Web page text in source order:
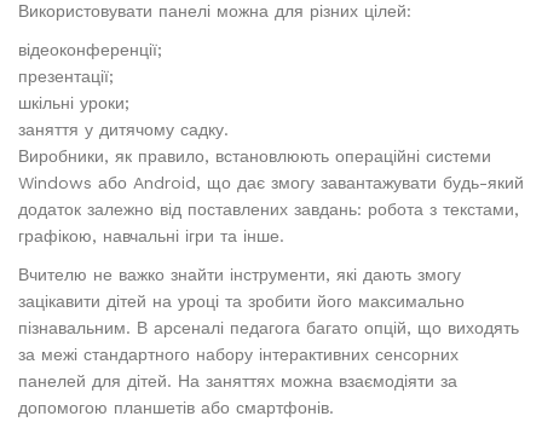
Використовувати панелі можна для різних цілей:
відеоконференції;
презентації;
шкільні уроки;
заняття у дитячому садку.
Виробники, як правило, встановлюють операційні системи
Windows або Android, що дає змогу завантажувати будь-який
додаток залежно від поставлених завдань: робота з текстами,
графікою, навчальні ігри та інше.
Вчителю не важко знайти інструменти, які дають змогу
зацікавити дітей на уроці та зробити його максимально
пізнавальним. В арсеналі педагога багато опцій, що виходять
за межі стандартного набору інтерактивних сенсорних
панелей для дітей. На заняттях можна взаємодіяти за
допомогою планшетів або смартфонів.